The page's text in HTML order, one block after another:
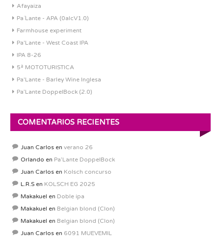
Afayaiza
Pa´Lante - APA (0alcV1.0)
Farmhouse experiment
Pa'Lante - West Coast IPA
IPA 8-26
5ª MOTOTURISTICA
Pa'Lante - Barley Wine Inglesa
Pa’Lante DoppelBock (2.0)
COMENTARIOS RECIENTES
Juan Carlos en verano 26
Orlando en Pa’Lante DoppelBock
Juan Carlos en Kolsch concurso
L.R.S en KOLSCH EG 2025
Makakuel en Doble ipa
Makakuel en Belgian blond (Clon)
Makakuel en Belgian blond (Clon)
Juan Carlos en 6091 MUEVEMIL